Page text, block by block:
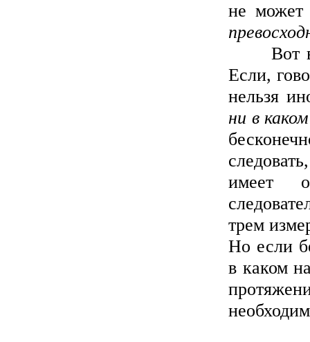
не
Вот вам
Если,
нельзя
ни в
имеет
трем
Но если
в каком